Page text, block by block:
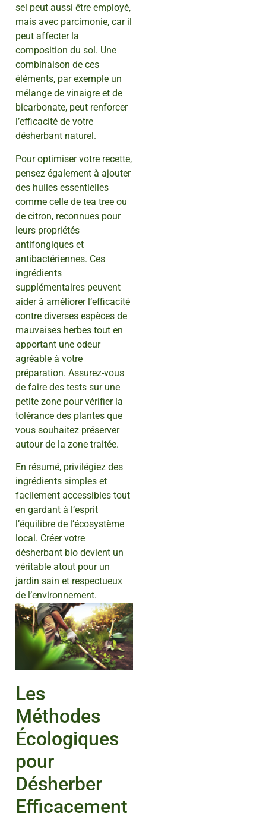
sel peut aussi être employé,
mais avec parcimonie, car il
peut affecter la
composition du sol. Une
combinaison de ces
éléments, par exemple un
mélange de vinaigre et de
bicarbonate, peut renforcer
l’efficacité de votre
désherbant naturel.
Pour optimiser votre recette,
pensez également à ajouter
des huiles essentielles
comme celle de tea tree ou
de citron, reconnues pour
leurs propriétés
antifongiques et
antibactériennes. Ces
ingrédients
supplémentaires peuvent
aider à améliorer l’efficacité
contre diverses espèces de
mauvaises herbes tout en
apportant une odeur
agréable à votre
préparation. Assurez-vous
de faire des tests sur une
petite zone pour vérifier la
tolérance des plantes que
vous souhaitez préserver
autour de la zone traitée.
En résumé, privilégiez des
ingrédients simples et
facilement accessibles tout
en gardant à l’esprit
l’équilibre de l’écosystème
local. Créer votre
désherbant bio devient un
véritable atout pour un
jardin sain et respectueux
de l’environnement.
Les
Méthodes
Écologiques
pour
Désherber
Efficacement